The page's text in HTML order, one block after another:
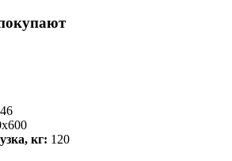
кг: 120